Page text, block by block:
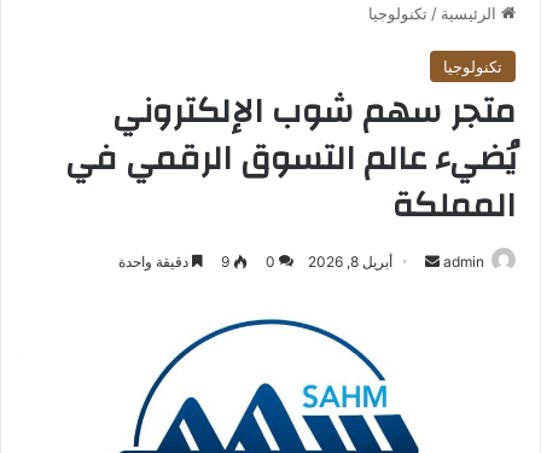
الرئيسية / تكنولوجيا
تكنولوجيا
متجر سهم شوب الإلكتروني
يُضيء عالم التسوق الرقمي في
المملكة
admin
أرسل أبريل 8, 2026 0
9 دقيقة واحدة